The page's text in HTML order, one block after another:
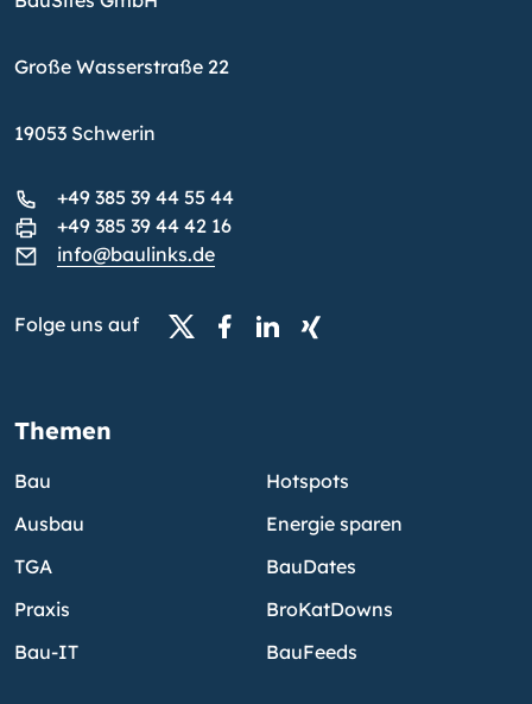
Große Wasserstraße 22
19053 Schwerin
+49 385 39 44 55 44
+49 385 39 44 42 16
info@baulinks.de
Folge uns auf
Themen
Bau
Ausbau
TGA
Praxis
Bau-IT
Hotspots
Energie sparen
BauDates
BroKatDowns
BauFeeds